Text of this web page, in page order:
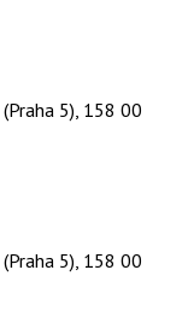
5), 158 00
5), 158 00